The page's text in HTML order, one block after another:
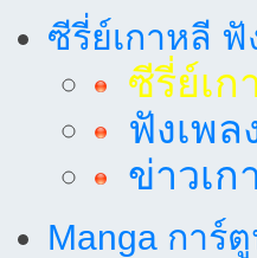
ซีรี่ย์เกาหลี ฟั
ซีรี่ย์เก
ฟังเพล
ข่าวเก
Manga การ์